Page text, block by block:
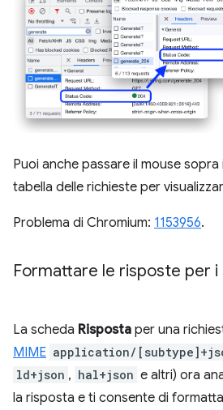
Puoi anche passare il mouse
tabella delle richieste per
Problema di Chromium: 1153956.
Formattare le risposte per i
La scheda Risposta per una
MIME application/
ld+json , hal+json e altri) ora
la risposta e ti consente di